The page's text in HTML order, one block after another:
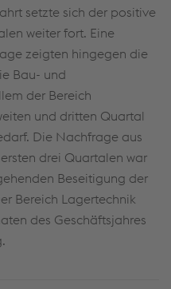
setzte sich der positive
weiter fort. Eine
zeigten hingegen die
Bau- und
der Bereich
und dritten Quartal
Die Nachfrage aus
drei Quartalen war
Beseitigung der
Bereich Lagertechnik
des Geschäftsjahres